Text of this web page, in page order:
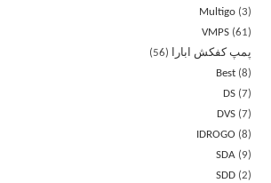
Multigo 3
VMPS 61
پمپ کفکش ابارا
56
Best 8
DS 7
DVS 7
IDROGO
8
SDA
9
SDD 2